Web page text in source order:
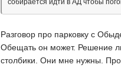
собирается идти в АД чтобы
Разговор про парковку с
Обещать он может. Решение
столбики. Они мне нужны.